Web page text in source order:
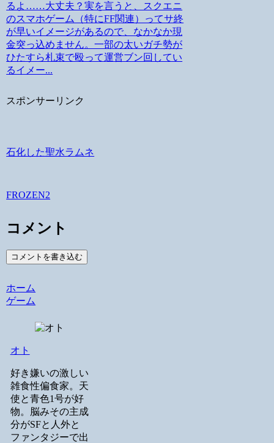
るよ……大丈夫？実を言うと、スクエニ
のスマホゲーム（特にFF関連）ってサ終
が早いイメージがあるので、なかなか現
金突っ込めません。一部の太いガチ勢が
ひたすら札束で殴って運営ブン回してい
るイメー...
スポンサーリンク
石化した聖水ラムネ
FROZEN2
コメント
コメントを書き込む
ホーム
ゲーム
オト
好き嫌いの激しい
雑食性偏食家。天
使と青色1号が好
物。脳みその主成
分がSFと人外と
ファンタジーで出